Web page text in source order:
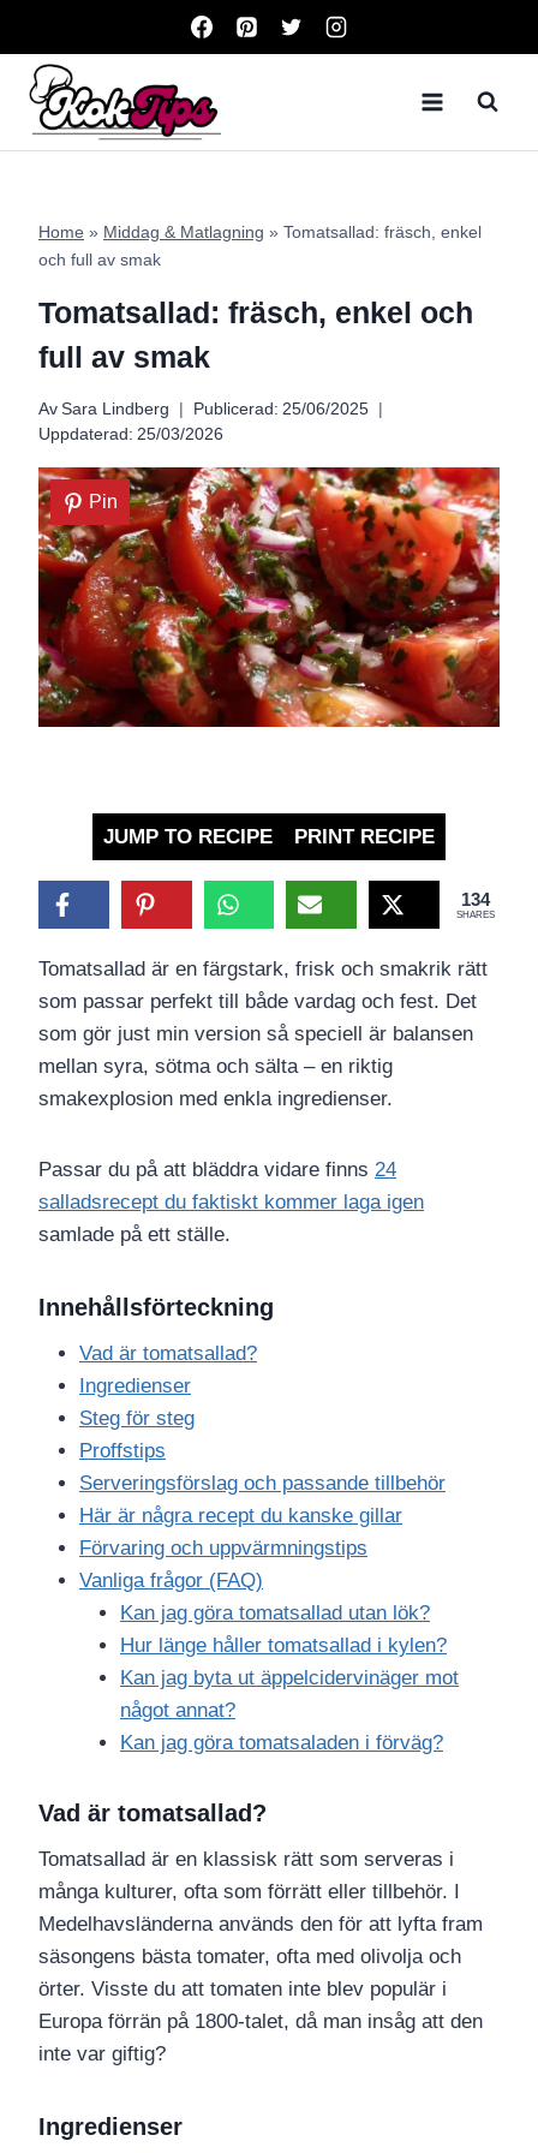
content
Home » Middag & Matlagning » Tomatsallad: fräsch, enkel
och full av smak
Tomatsallad: fräsch, enkel och
full av smak
Av Sara Lindberg Publicerad: 25/06/2025
Uppdaterad: 25/03/2026
Pin
JUMP TO RECIPE PRINT RECIPE
134
SHARES
Tomatsallad är en färgstark, frisk och smakrik rätt
som passar perfekt till både vardag och fest. Det
som gör just min version så speciell är balansen
mellan syra, sötma och sälta – en riktig
smakexplosion med enkla ingredienser.
Passar du på att bläddra vidare finns 24
salladsrecept du faktiskt kommer laga igen
samlade på ett ställe.
Innehållsförteckning
Vad är tomatsallad?
Ingredienser
Steg för steg
Proffstips
Serveringsförslag och passande tillbehör
Här är några recept du kanske gillar
Förvaring och uppvärmningstips
Vanliga frågor (FAQ)
Kan jag göra tomatsallad utan lök?
Hur länge håller tomatsallad i kylen?
Kan jag byta ut äppelcidervinäger mot
något annat?
Kan jag göra tomatsaladen i förväg?
Vad är tomatsallad?
Tomatsallad är en klassisk rätt som serveras i
många kulturer, ofta som förrätt eller tillbehör. I
Medelhavsländerna används den för att lyfta fram
säsongens bästa tomater, ofta med olivolja och
örter. Visste du att tomaten inte blev populär i
Europa förrän på 1800-talet, då man insåg att den
inte var giftig?
Ingredienser